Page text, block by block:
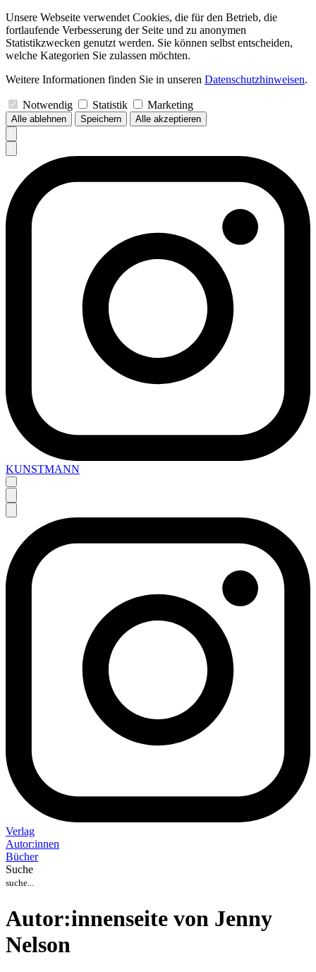
Unsere Webseite verwendet Cookies, die für den Betrieb, die
fortlaufende Verbesserung der Seite und zu anonymen
Statistikzwecken genutzt werden. Sie können selbst entscheiden,
welche Kategorien Sie zulassen möchten.
Weitere Informationen finden Sie in unseren Datenschutzhinweisen.
Notwendig Statistik Marketing
Alle ablehnen Speichern Alle akzeptieren
KUNSTMANN
Verlag
Autor:innen
Bücher
Suche
Autor:innenseite von Jenny
Nelson